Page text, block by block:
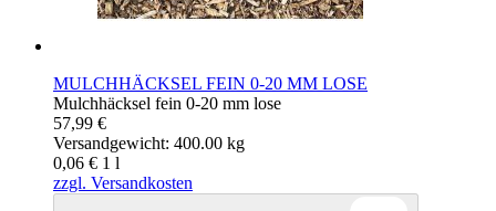
MULCHHÄCKSEL FEIN 0-20 MM LOSE
Mulchhäcksel fein 0-20 mm lose
57,99 €
Versandgewicht: 400.00 kg
0,06 € 1 l
zzgl. Versandkosten